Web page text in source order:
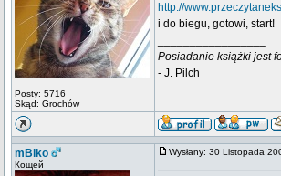
Posty: 5716
Skąd: Grochów
http://
i do biegu, gotowi, start!
Posiadanie książki jest
- J. Pilch
mBiko
Кощей
Wysłany: 30 Listopada